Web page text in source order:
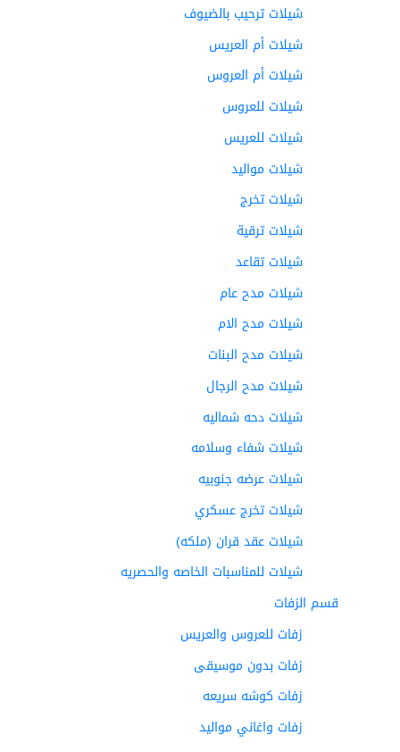
شيلات ترحيب بالضيوف
شيلات أم العريس
شيلات أم العروس
شيلات للعروس
شيلات للعريس
شيلات مواليد
شيلات تخرج
شيلات ترقية
شيلات تقاعد
شيلات مدح عام
شيلات مدح الام
شيلات مدح البنات
شيلات مدح الرجال
شيلات دحه شماليه
شيلات شفاء وسلامه
شيلات عرضه جنوبيه
شيلات تخرج عسكري
شيلات عقد قران (ملكه)
شيلات للمناسبات الخاصه والحصريه
قسم الزفات
زفات للعروس والعريس
زفات بدون موسيقى
زفات كوشه سريعه
زفات واغاني مواليد